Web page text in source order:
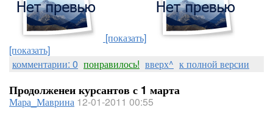
[показать]
[показать]
комментарии: 0 понравилось! вверх^ к полной версии
Продолженеи курсантов с 1 марта
Мара_Маврина 12-01-2011 00:55